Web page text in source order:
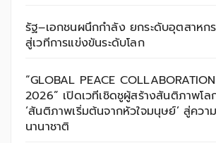
รัฐ–เอกชนผนึกกำลัง ยกระดับอุตสาหกร
สู่เวทีการแข่งขันระดับโลก
“GLOBAL PEACE
2026” เปิดเวทีเชิดชูผู้สร้างสันติภาพโ
‘สันติภาพเริ่มต้นจากหัวใจมนุษย์’ สู่ควา
นานาชาติ